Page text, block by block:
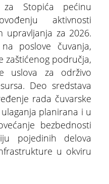
za Stopića pećinu
aktivnosti
upravljanja za 2026.
poslove čuvanja,
zaštićenog područja,
uslova za održivo
Deo sredstava
rada čuvarske
planirana i u
bezbednosti
pojedinih delova
u okviru
ŠTA
VIDETI FEATURED
fontana